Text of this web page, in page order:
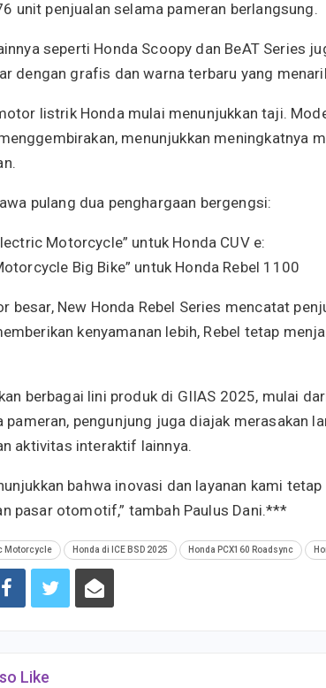
unit penjualan selama pameran berlangsung.
seperti Honda Scoopy dan BeAT Series
dengan grafis dan warna terbaru yang
listrik Honda mulai menunjukkan taji.
menunjukkan meningkatnya
pulang dua penghargaan bergengsi:
Motorcycle” untuk Honda CUV e:
Big Bike” untuk Honda Rebel 1100
besar, New Honda Rebel Series mencatat
kenyamanan lebih, Rebel tetap
berbagai lini produk di GIIAS 2025, mulai
pameran, pengunjung juga diajak merasakan
aktivitas interaktif lainnya.
bahwa inovasi dan layanan kami
pasar otomotif,” tambah Paulus Dani.***
Motorcycle Honda di ICE BSD 2025 Honda PCX160 Roadsync
Like